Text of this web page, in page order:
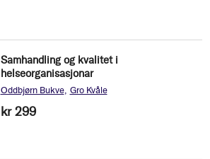
Samhandling og kvalitet i
helseorganisasjonar
Oddbjørn Bukve Gro Kvåle
kr 299